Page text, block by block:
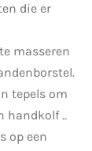
die er
masseren
tepels om
handkolf ..
op een